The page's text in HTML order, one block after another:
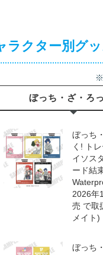
ラクター別グ
※
ぼっち・ざ・ろ
ぼっち
く! ト
イソス
ード結
2026年
売 で取
メイト)
ぼっち